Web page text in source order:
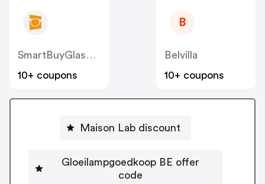
SmartBuyGlasses BE
10+ coupons
B
Belvilla
10+ coupons
Maison Lab discount
Gloeilampgoedkoop BE offer
code